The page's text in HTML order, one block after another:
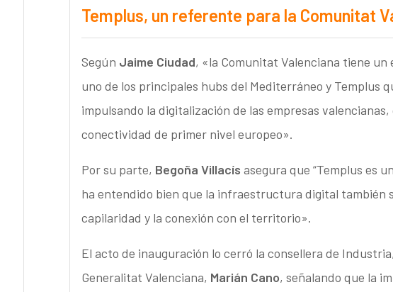
Templus, un referente para la Comunitat
Según Jaime Ciudad, «la Comunitat Valenciana tiene
uno de los principales hubs del Mediterráneo y Templus
impulsando la digitalización de las empresas
conectividad de primer nivel europeo».
Por su parte, Begoña Villacís asegura que “Templus es
ha entendido bien que la infraestructura digital también
capilaridad y la conexión con el territorio».
El acto de inauguración lo cerró la consellera de
Generalitat Valenciana, Marián Cano, señalando que la